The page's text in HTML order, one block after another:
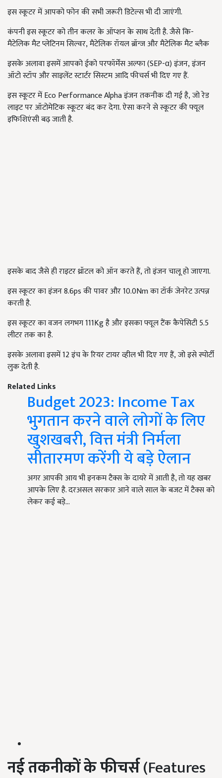
इस स्कूटर में आपको फोन की सभी जरूरी डिटेल्स भी दी जाएंगी.
कंपनी इस स्कूटर को तीन कलर के ऑप्शन के साथ देती है. जैसे कि-
मैटेलिक मैट प्लेटिनम सिल्वर, मैटेलिक रॉयल ब्रॉन्ज और मैटेलिक मैट ब्लैक
इसके अलावा इसमें आपको ईको परफॉर्मेंस अल्फा (SEP-α) इंजन, इंजन
ऑटो स्टॉप और साइलेंट स्टार्टर सिस्टम आदि फीचर्स भी दिए गए हैं.
इस स्कूटर में Eco Performance Alpha इंजन तकनीक दी गई है, जो रेड
लाइट पर ऑटोमेटिक स्कूटर बंद कर देगा. ऐसा करने से स्कूटर की फ्यूल
इफिशिएंसी बढ़ जाती है.
इसके बाद जैसे ही राइटर थ्रॉटल को ऑन करते हैं, तो इंजन चालू हो जाएगा.
इस स्कूटर का इंजन 8.6ps की पावर और 10.0Nm का टॉर्क जेनरेट उत्पन्न
करती है.
इस स्कूटर का वजन लगभग 111Kg है और इसका फ्यूल टैंक कैपेसिटी 5.5
लीटर तक का है.
इसके अलावा इसमें 12इंच के रियर टायर व्हील भी दिए गए हैं, जो इसे स्पोर्टी
लुक देती है.
Related Links
Budget 2023: Income Tax
भुगतान करने वाले लोगों के लिए
खुशखबरी, वित्त मंत्री निर्मला
सीतारमण करेंगी ये बड़े ऐलान
अगर आपकी आय भी इनकम टैक्स के दायरे में आती है, तो यह खबर
आपके लिए है. दरअसल सरकार आने वाले साल के बजट में टैक्स को
लेकर कई बड़े…
नई तकनीकों के फीचर्स(Features